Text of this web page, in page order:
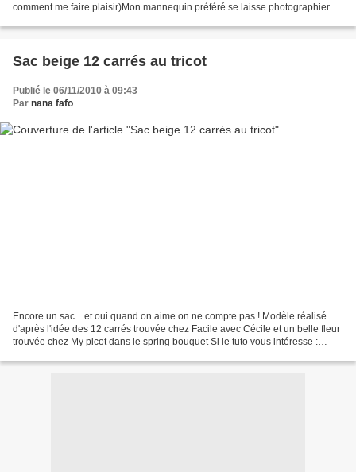
comment me faire plaisir)Mon mannequin préféré se laisse photographier
Sac beige 12 carrés au tricot
Publié le 06/11/2010 à 09:43
Par nana fafo
Encore un sac... et oui quand on aime on ne compte pas ! Modèle réalisé
d'après l'idée des 12 carrés trouvée chez Facile avec Cécile et un belle fleur
trouvée chez My picot dans le spring bouquet Si le tuto vous intéresse :